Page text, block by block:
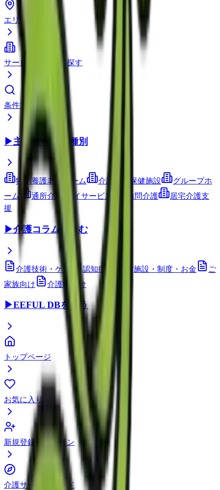
エリアから探す
サービス種別から探す
条件で検索
▶主要サービス種別
特別養護老人ホーム 介護老人保健施設
グループホ
ーム
通所介護(デイサービス) 訪問介護
居宅介護支
援
▶介護コラムを読む
介護技術・ケア 認知症ケア 施設・制度・お金
ご
家族向け
介護職向け
▶EEFUL DBを使う
トップページ
お気に入り
新規登録・ログイン
介護サービスガイド